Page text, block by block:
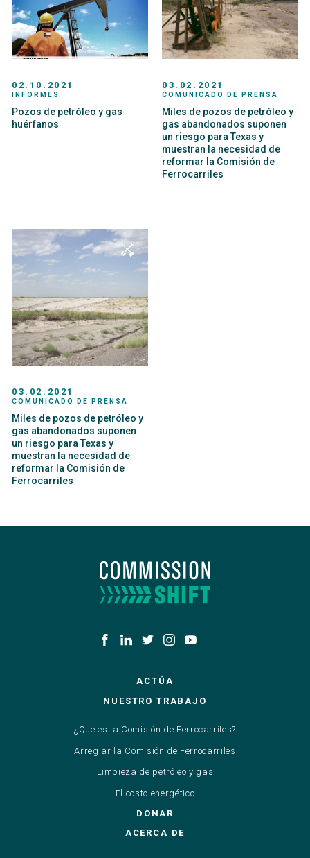
02.10.2021
INFORMES
Pozos de petróleo y gas
huérfanos
03.02.2021
COMUNICADO DE PRENSA
Miles de pozos de petróleo y
gas abandonados suponen
un riesgo para Texas y
muestran la necesidad de
reformar la Comisión de
Ferrocarriles
03.02.2021
COMUNICADO DE PRENSA
Miles de pozos de petróleo y
gas abandonados suponen
un riesgo para Texas y
muestran la necesidad de
reformar la Comisión de
Ferrocarriles
ACTÚA
NUESTRO TRABAJO
¿Qué es la Comisión de Ferrocarriles?
Arreglar la Comisión de Ferrocarriles
Limpieza de petróleo y gas
El costo energético
DONAR
ACERCA DE